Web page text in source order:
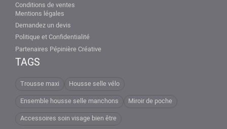
Conditions de ventes
Mentions légales
Demandez un devis
Politique et Confidentialité
Partenaires Pépinière Créative
TAGS
Trousse maxi
Housse selle vélo
Ensemble housse selle manchons
Miroir de poche
Accessoires soin visage bien être